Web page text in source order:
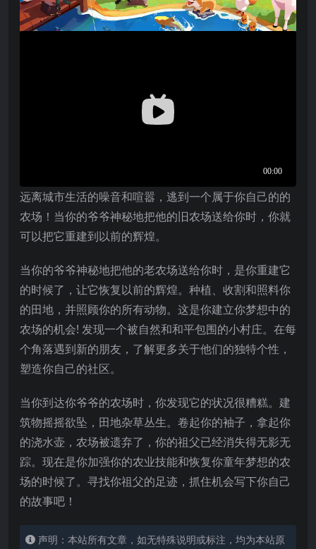
远离城市生活的噪音和喧嚣，逃到一个属于你自己的的
农场！当你的爷爷神秘地把他的旧农场送给你时，你就
可以把它重建到以前的辉煌。
当你的爷爷神秘地把他的老农场送给你时，是你重建它
的时候了，让它恢复以前的辉煌。种植、收割和照料你
的田地，并照顾你的所有动物。这是你建立你梦想中的
农场的机会! 发现一个被自然和和平包围的小村庄。在每
个角落遇到新的朋友，了解更多关于他们的独特个性，
塑造你自己的社区。
当你到达你爷爷的农场时，你发现它的状况很糟糕。建
筑物摇摇欲坠，田地杂草丛生。卷起你的袖子，拿起你
的浇水壶，农场被遗弃了，你的祖父已经消失得无影无
踪。现在是你加强你的农业技能和恢复你童年梦想的农
场的时候了。寻找你祖父的足迹，抓住机会写下你自己
的故事吧！
声明：本站所有文章，如无特殊说明或标注，均为本站原